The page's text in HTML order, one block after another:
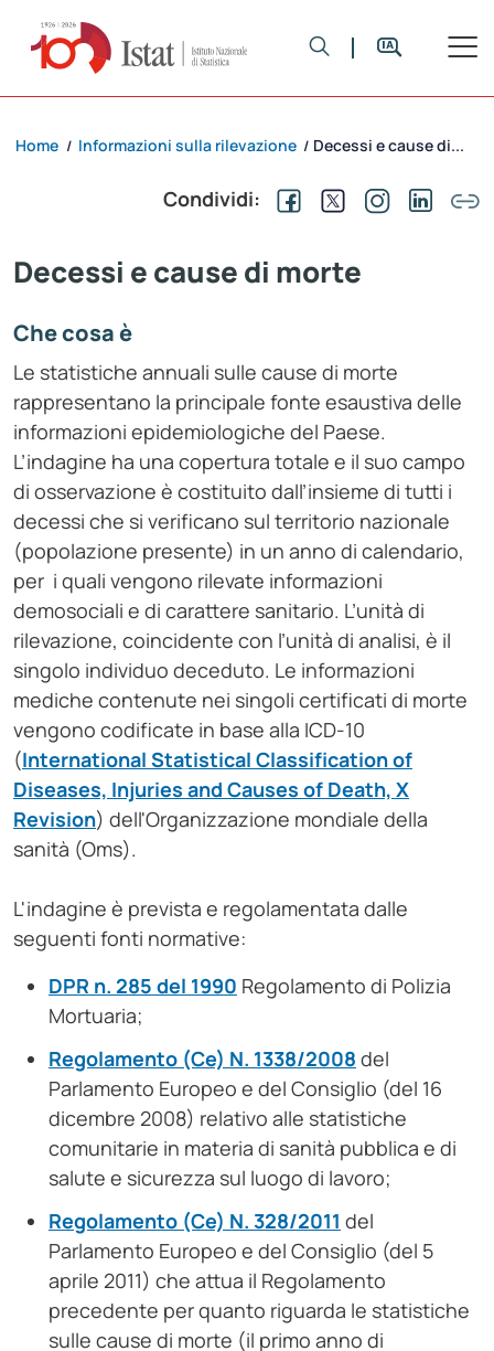
Home / Informazioni sulla rilevazione / Decessi e cause di...
Condividi:
Decessi e cause di morte
Che cosa è
Le statistiche annuali sulle cause di morte
rappresentano la principale fonte esaustiva delle
informazioni epidemiologiche del Paese.
L’indagine ha una copertura totale e il suo campo
di osservazione è costituito dall’insieme di tutti i
decessi che si verificano sul territorio nazionale
(popolazione presente) in un anno di calendario,
per i quali vengono rilevate informazioni
demosociali e di carattere sanitario. L’unità di
rilevazione, coincidente con l’unità di analisi, è il
singolo individuo deceduto. Le informazioni
mediche contenute nei singoli certificati di morte
vengono codificate in base alla ICD-10
(International Statistical Classification of
Diseases, Injuries and Causes of Death, X
Revision) dell'Organizzazione mondiale della
sanità (Oms).
L'indagine è prevista e regolamentata dalle
seguenti fonti normative:
DPR n. 285 del 1990 Regolamento di Polizia
Mortuaria;
Regolamento (Ce) N. 1338/2008 del
Parlamento Europeo e del Consiglio (del 16
dicembre 2008) relativo alle statistiche
comunitarie in materia di sanità pubblica e di
salute e sicurezza sul luogo di lavoro;
Regolamento (Ce) N. 328/2011 del
Parlamento Europeo e del Consiglio (del 5
aprile 2011) che attua il Regolamento
precedente per quanto riguarda le statistiche
sulle cause di morte (il primo anno di